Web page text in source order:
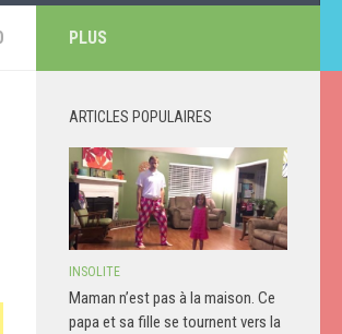
PLUS
ARTICLES POPULAIRES
INSOLITE
Maman n’est pas à la maison. Ce
papa et sa fille se tournent vers la